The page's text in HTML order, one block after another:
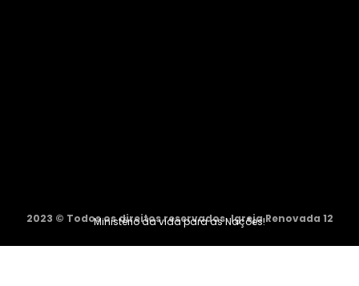
2023 © Todos os direitos reservados. Igreja Renovada 12
Ministério da vida para as Nações!